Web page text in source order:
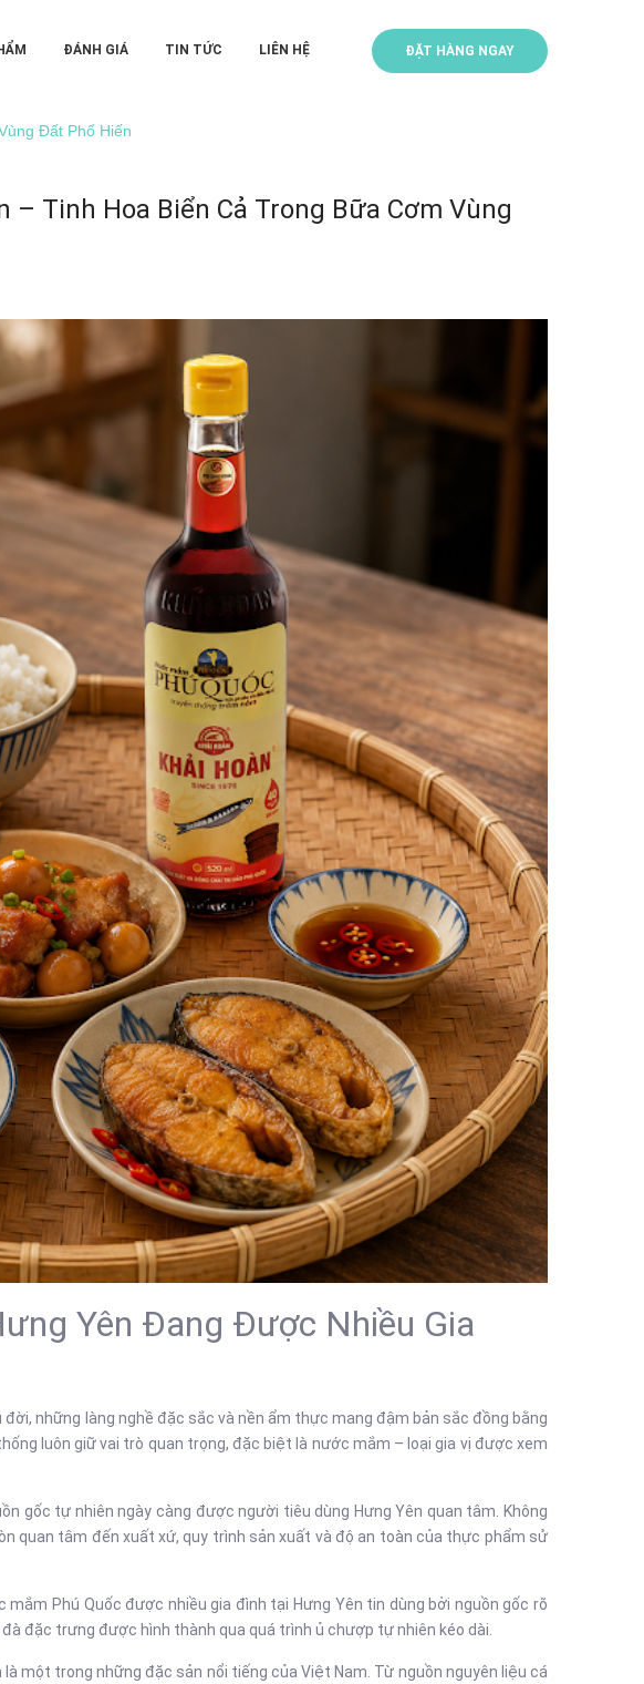
ĐÁNH GIÁ TIN TỨC LIÊN HỆ ĐẶT HÀNG NGAY
Đất Phố Hiến
– Tinh Hoa Biển Cả Trong Bữa Cơm Vùng
Yên Đang Được Nhiều Gia
những làng nghề đặc sắc và nền ẩm thực mang đậm bản sắc đồng bằng
luôn giữ vai trò quan trọng, đặc biệt là nước mắm – loại gia vị được xem
gốc tự nhiên ngày càng được người tiêu dùng Hưng Yên quan tâm. Không
quan tâm đến xuất xứ, quy trình sản xuất và độ an toàn của thực phẩm sử
Phú Quốc được nhiều gia đình tại Hưng Yên tin dùng bởi nguồn gốc rõ
đặc trưng được hình thành qua quá trình ủ chượp tự nhiên kéo dài.
một trong những đặc sản nổi tiếng của Việt Nam. Từ nguồn nguyên liệu cá